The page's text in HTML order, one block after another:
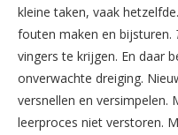
kleine taken, vaak
fouten maken en bijsturen.
vingers te krijgen. En daar
onverwachte dreiging.
versnellen en versimpelen.
leerproces niet verstoren.